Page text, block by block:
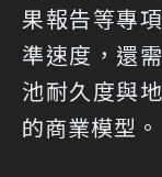
果報告等專
準速度，還
池耐久度與
的商業模型。